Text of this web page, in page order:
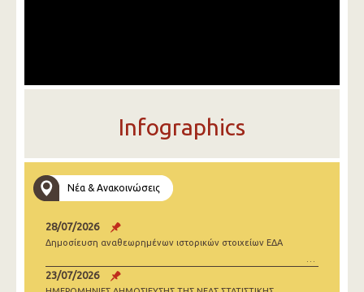
Infographics
Νέα & Ανακοινώσεις
28/07/2026
Δημοσίευση αναθεωρημένων ιστορικών στοιχείων ΕΔΑ
23/07/2026